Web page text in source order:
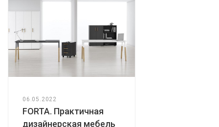
06.05.2022
FORTA. Практичная
дизайнерская мебель